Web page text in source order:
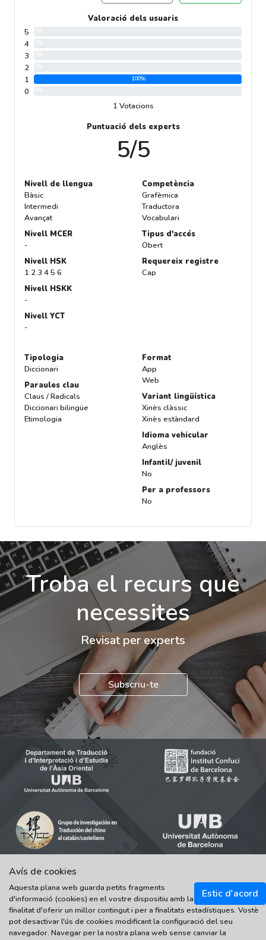
Valoració dels usuaris
5
4
3
2
1 100%
0
1 Votacions
Puntuació dels experts
5/5
Nivell de llengua
Bàsic
Intermedi
Avançat
Nivell MCER
-
Nivell HSK
1 2 3 4 5 6
Nivell HSKK
-
Nivell YCT
-
Competència
Grafèmica
Traductora
Vocabulari
Tipus d'accés
Obert
Requereix registre
Cap
Tipologia
Diccionari
Paraules clau
Claus / Radicals
Diccionari bilingüe
Etimologia
Format
App
Web
Variant lingüística
Xinès clàssic
Xinès estàndard
Idioma vehicular
Anglès
Infantil/ juvenil
No
Per a professors
No
Troba el recurs que
necessites
Revisat per experts
Subscriu-te
© 2021-2022 Universitat Autònoma de Barcelona
Tots els drets reservats
Avís de cookies
Estic d'acord
Aquesta plana web guarda petits fragments
d'informació (cookies) en el vostre dispositiu amb la
finalitat d'oferir un millor contingut i per a finalitats estadístiques. Vostè
pot desactivar l'ús de cookies modificant la configuració del seu
navegador. Navegar per la nostra plana web sense canviar la